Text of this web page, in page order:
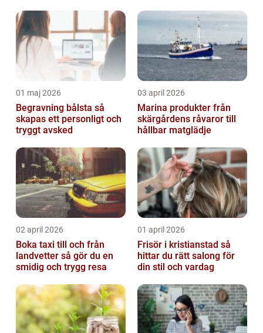
01 maj 2026
Begravning bålsta så
skapas ett personligt och
tryggt avsked
03 april 2026
Marina produkter från
skärgårdens råvaror till
hållbar matglädje
02 april 2026
Boka taxi till och från
landvetter så gör du en
smidig och trygg resa
01 april 2026
Frisör i kristianstad så
hittar du rätt salong för
din stil och vardag